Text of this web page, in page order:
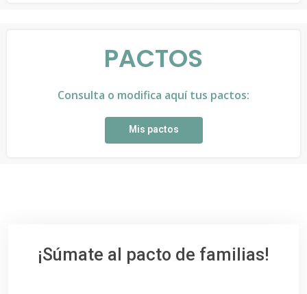
PACTOS
Consulta o modifica aquí tus pactos:
Mis pactos
¡Súmate al pacto de familias!